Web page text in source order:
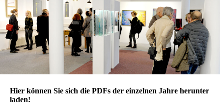
Hier können Sie sich die PDFs der einzelnen Jahre herunter
laden!